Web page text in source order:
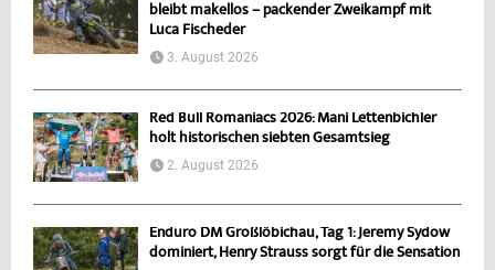
bleibt makellos – packender Zweikampf mit
Luca Fischeder
3. August 2026
Red Bull Romaniacs 2026: Mani Lettenbichler
holt historischen siebten Gesamtsieg
2. August 2026
Enduro DM Großlöbichau, Tag 1: Jeremy Sydow
dominiert, Henry Strauss sorgt für die Sensation